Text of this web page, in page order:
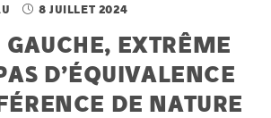
8 JUILLET 2024
EXTRÊME
D’ÉQUIVALENCE
DE NATURE